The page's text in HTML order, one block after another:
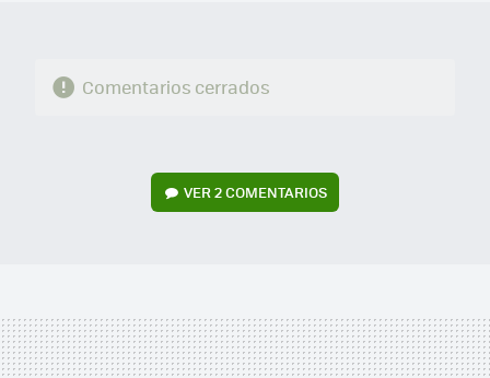
Comentarios cerrados
VER2 COMENTARIOS